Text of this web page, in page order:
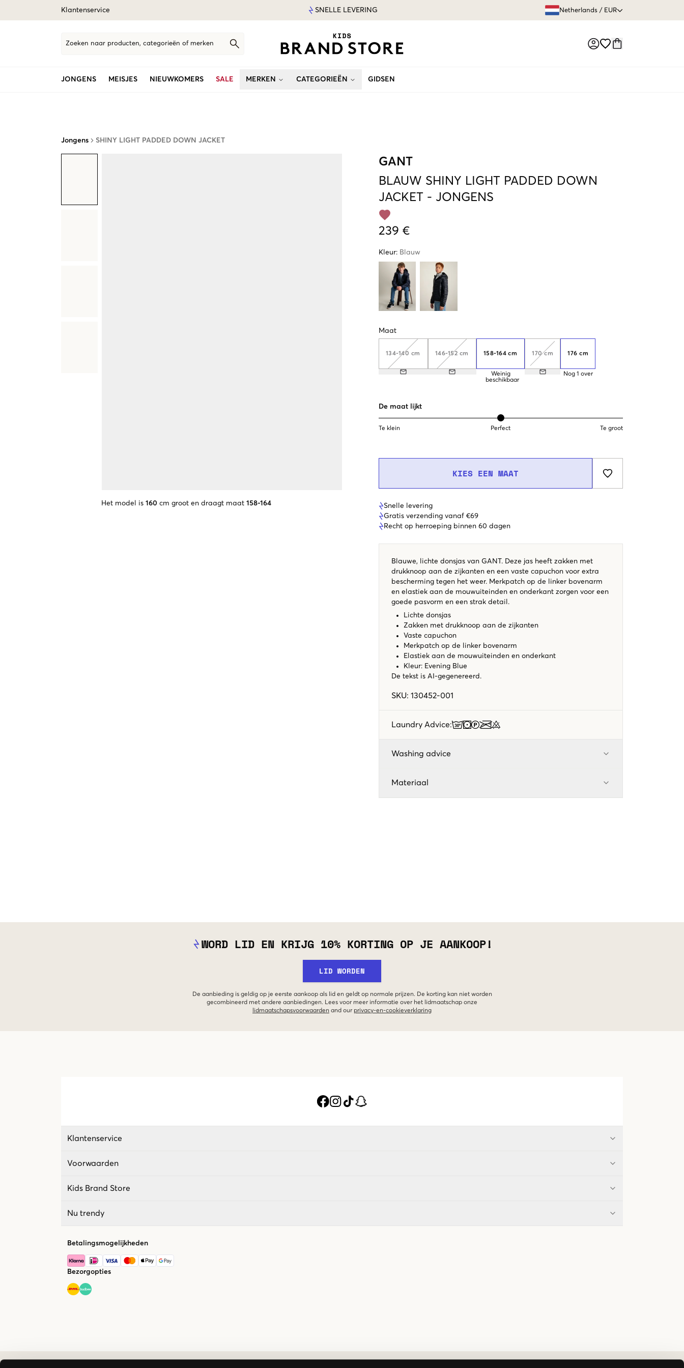
Klantenservice SNELLE LEVERING Netherlands / EUR
Zoeken naar producten, categorieën of merken
JONGENS MEISJES NIEUWKOMERS SALE MERKEN CATEGORIEËN GIDSEN
Jongens SHINY LIGHT PADDED DOWN JACKET
Het model is 160 cm groot en draagt maat 158-164
GANT
BLAUW SHINY LIGHT PADDED DOWN
JACKET - JONGENS
239 €
Kleur: Blauw
Maat
134-140 cm 146-152 cm 158-164 cm
Weinig
beschikbaar
170 cm 176 cm
Nog 1 over
De maat lijkt
Te klein Perfect Te groot
KIES EEN MAAT
Snelle levering
Gratis verzending vanaf €69
Recht op herroeping binnen 60 dagen
Blauwe, lichte donsjas van GANT. Deze jas heeft zakken met
drukknoop aan de zijkanten en een vaste capuchon voor extra
bescherming tegen het weer. Merkpatch op de linker bovenarm
en elastiek aan de mouwuiteinden en onderkant zorgen voor een
goede pasvorm en een strak detail.
Lichte donsjas
Zakken met drukknoop aan de zijkanten
Vaste capuchon
Merkpatch op de linker bovenarm
Elastiek aan de mouwuiteinden en onderkant
Kleur: Evening Blue
De tekst is AI-gegenereerd.
SKU: 130452-001
Laundry Advice:
Washing advice
Materiaal
WORD LID EN KRIJG 10% KORTING OP JE AANKOOP!
LID WORDEN
De aanbieding is geldig op je eerste aankoop als lid en geldt op normale prijzen. De korting kan niet worden
gecombineerd met andere aanbiedingen. Lees voor meer informatie over het lidmaatschap onze
lidmaatschapsvoorwaarden and our privacy-en-cookieverklaring
Klantenservice
Voorwaarden
Kids Brand Store
Nu trendy
Betalingsmogelijkheden
Bezorgopties